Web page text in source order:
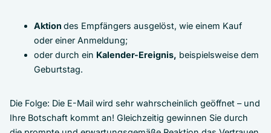
Aktion des Empfängers ausgelöst, wie einem Kauf
oder einer Anmeldung;
oder durch ein Kalender-Ereignis, beispielsweise dem
Geburtstag.
Die Folge: Die E-Mail wird sehr wahrscheinlich geöffnet – und
Ihre Botschaft kommt an! Gleichzeitig gewinnen Sie durch